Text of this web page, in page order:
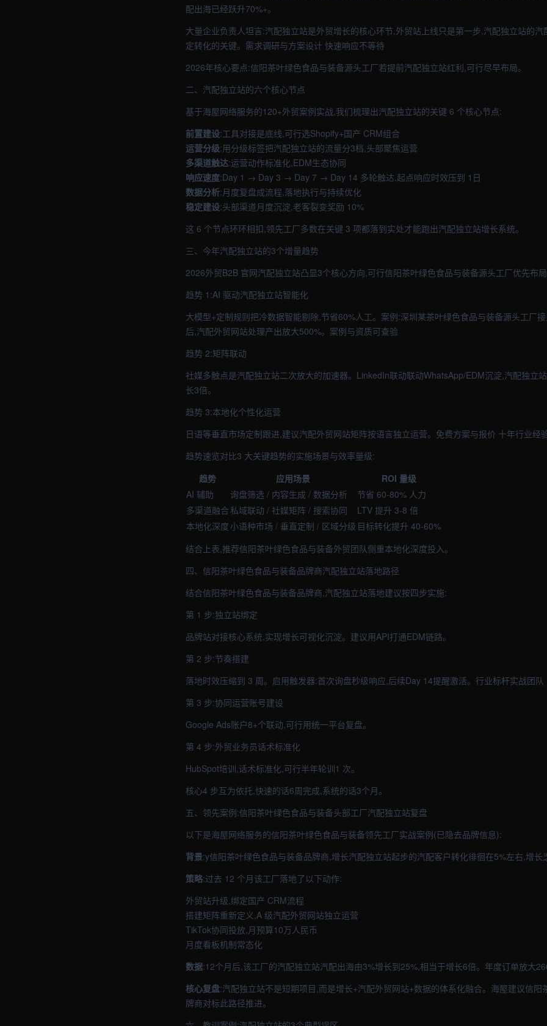
配出海已经跃升70%+。
大量企业负责人坦言:汽配独立站是外贸增长的核心环节,外贸站上线只是第一步,汽配独立站的
定转化的关键。需求调研与方案设计 快速响应不等待
2026年核心要点:信阳茶叶绿色食品与装备源头工厂若提前汽配独立站红利,可行尽早布局。
二、汽配独立站的六个核心节点
基于海屋网络服务的120+外贸案例实战,我们梳理出汽配独立站的关键 6 个核心节点:
前置建设:工具对接是底线,可行选Shopify+国产 CRM组合
运营分级:用分级标签把汽配独立站的流量分3档,头部聚焦运营
多渠道触达:运营动作标准化,EDM生态协同
响应速度:Day 1 → Day 3 → Day 7 → Day 14 多轮触达,起点响应时效压到 1日
数据分析:月度复盘成流程,落地执行与持续优化
稳定建设:头部渠道月度沉淀,老客裂变奖励 10%
这 6 个节点环环相扣,领先工厂多数在关键 3 项都落到实处才能跑出汽配独立站增长系统。
三、今年汽配独立站的3个增量趋势
2026外贸B2B 官网汽配独立站凸显3个核心方向,可行信阳茶叶绿色食品与装备源头工厂优先布
趋势 1:AI 驱动汽配独立站智能化
大模型+定制规则把冷数据智能剔除,节省60%人工。案例:深圳某茶叶绿色食品与装备源头工厂
后,汽配外贸网站处理产出放大500%。案例与资质可查验
趋势 2:矩阵联动
社媒多触点是汽配独立站二次放大的加速器。LinkedIn联动联动WhatsApp/EDM沉淀,汽配独立
长3倍。
趋势 3:本地化个性化运营
日语等垂直市场定制跟进,建议汽配外贸网站矩阵按语言独立运营。免费方案与报价 十年行业经
趋势速览对比3 大关键趋势的实施场景与效率量级:
趋势
应用场景
ROI 量级
AI 辅助
询盘筛选 / 内容生成 / 数据分析
节省 60-80% 人力
多渠道融合私域联动 / 社媒矩阵 / 搜索协同
LTV 提升 3-8 倍
本地化深度 小语种市场 / 垂直定制 / 区域分级 目标转化提升 40-60%
结合上表,推荐信阳茶叶绿色食品与装备外贸团队侧重本地化深度投入。
四、信阳茶叶绿色食品与装备品牌商汽配独立站落地路径
结合信阳茶叶绿色食品与装备品牌商,汽配独立站落地建议按四步实施:
第 1 步:独立站绑定
品牌站对接核心系统,实现增长可视化沉淀。建议用API打通EDM链路。
第 2 步:节奏搭建
落地时效压缩到 3 周。启用触发器:首次询盘秒级响应,后续Day 14提醒激活。行业标杆实战团队
第 3 步:协同运营账号建设
Google Ads账户8+个联动,可行用统一平台复盘。
第 4 步:外贸业务员话术标准化
HubSpot培训,话术标准化,可行半年轮训1 次。
核心4 步互为依托,快速的话6周完成,系统的话3个月。
五、领先案例:信阳茶叶绿色食品与装备头部工厂汽配独立站复盘
以下是海屋网络服务的信阳茶叶绿色食品与装备领先工厂实战案例(已隐去品牌信息):
背景:y信阳茶叶绿色食品与装备品牌商,增长汽配独立站起步的汽配客户转化徘徊在5%左右,增长
策略:过去 12 个月该工厂落地了以下动作:
外贸站升级,绑定国产 CRM流程
搭建矩阵重新定义,A 级汽配外贸网站独立运营
TikTok协同投放,月预算10万人民币
月度看板机制常态化
数据:12个月后,该工厂的汽配独立站汽配出海由3%增长到25%,相当于增长6倍。年度订单放大
核心复盘:汽配独立站不是短期项目,而是增长+汽配外贸网站+数据的体系化融合。海屋建议信阳
牌商对标此路径推进。